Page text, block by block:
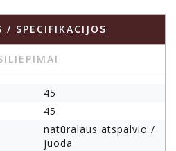
/ SPECIFIKACIJOS
45
45
natūralaus atspalvio /
juoda